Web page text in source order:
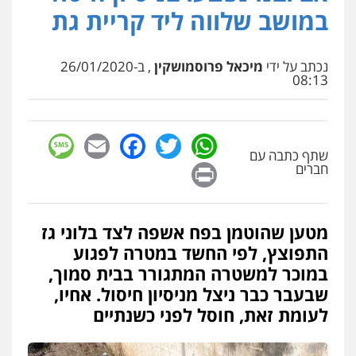
פלילי צבאי מעצרים וחקירות
עו"ד אלון קריטי
כלכלי אלימות סמים מעצרים
0525544654
עו"ד זוהר ארבל
פלילי פשיעה חמורה מעצרים וחקירות
קטינים
0538788878
עו"ד שלי גורביץ – לוי
וחקירות צבאי תעבורה
במושב שלווה ליד קריית גת
נכתב על ידי מיכאל פרוסמושקין , ב-26/01/2020
08:13
שתף כתבה עם
חברים
WhatsApp
Twitter
Facebook
Email
מטען שהוטמן בפח אשפה לצד בלוני גז
התפוצץ, לפי החשד במטרה לפגוע
במוכר למשטרה המתגורר בבית סמוך,
שבעבר כבר ניצל מניסיון חיסול. אחיו,
לעומת זאת, חוסל לפני כשנתיים